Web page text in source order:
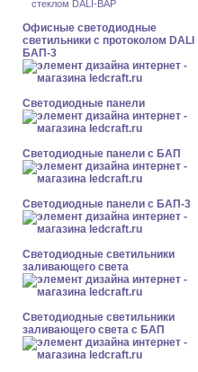
стеклом DALI-BAP
Офисные светодиодные
светильники с протоколом DALI
БАП-3
Cветодиодные панели
Cветодиодные панели с БАП
Cветодиодные панели с БАП-3
Светодиодные светильники
заливающего света
Светодиодные светильники
заливающего света с БАП